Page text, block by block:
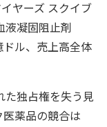
ヤーズ スクイブ
液凝固阻止剤
ドル、売上高全体
た独占権を失う見
薬品の競合は